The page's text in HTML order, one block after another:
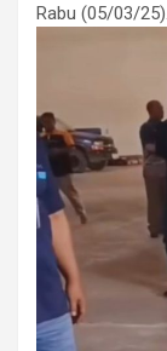
Rabu (05/03/25).